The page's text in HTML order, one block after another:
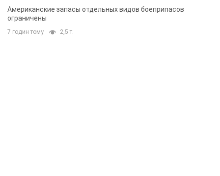
Американские запасы отдельных видов боеприпасов
ограничены
7 годин тому 2,5 т.